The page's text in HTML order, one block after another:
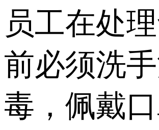
员工在处
前必须洗
毒，佩戴